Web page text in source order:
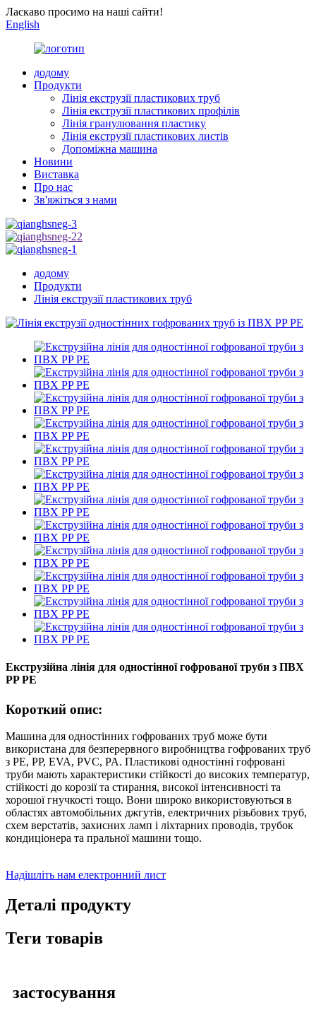
Ласкаво просимо на наші сайти!
English
додому
Продукти
Лінія екструзії пластикових труб
Лінія екструзії пластикових профілів
Лінія гранулювання пластику
Лінія екструзії пластикових листів
Допоміжна машина
Новини
Виставка
Про нас
Зв'яжіться з нами
додому
Продукти
Лінія екструзії пластикових труб
Екструзійна лінія для одностінної гофрованої труби з ПВХ
PP PE
Короткий опис:
Машина для одностінних гофрованих труб може бути
використана для безперервного виробництва гофрованих труб
з PE, PP, EVA, PVC, PA. Пластикові одностінні гофровані
труби мають характеристики стійкості до високих температур,
стійкості до корозії та стирання, високої інтенсивності та
хорошої гнучкості тощо. Вони широко використовуються в
областях автомобільних джгутів, електричних різьбових труб,
схем верстатів, захисних ламп і ліхтарних проводів, трубок
кондиціонера та пральної машини тощо.
Надішліть нам електронний лист
Деталі продукту
Теги товарів
застосування